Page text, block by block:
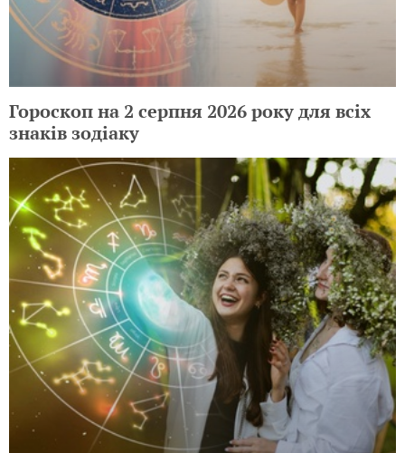
Гороскоп на 2 серпня 2026 року для всіх
знаків зодіаку